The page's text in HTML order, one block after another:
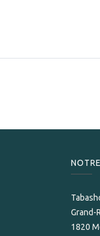
Grand-
1820